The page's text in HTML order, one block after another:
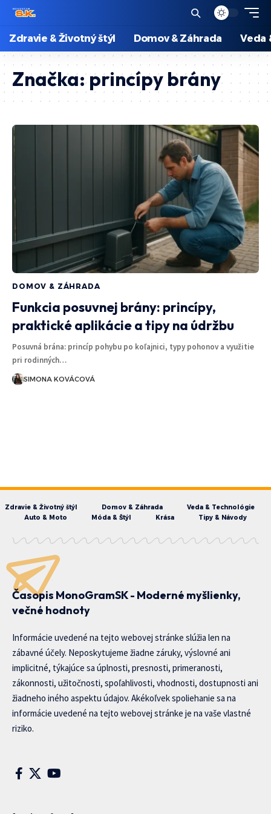
Zdravie & Životný štýl Domov & Záhrada Veda
Značka:princípy brány
DOMOV & ZÁHRADA
Funkcia posuvnej brány: princípy,
praktické aplikácie a tipy na údržbu
Posuvná brána: princíp pohybu po koľajnici, typy pohonov a využitie
pri rodinných…
SIMONA KOVÁCOVÁ
Zdravie & Životný štýl Domov & Záhrada
Veda & Technológie
Auto & Moto
Móda & Štýl Krása Tipy & Návody
Časopis MonoGramSK - Moderné myšlienky,
večné hodnoty
Informácie uvedené na tejto webovej stránke slúžia len na
zábavné účely. Neposkytujeme žiadne záruky, výslovné ani
implicitné, týkajúce sa úplnosti, presnosti, primeranosti,
zákonnosti, užitočnosti, spoľahlivosti, vhodnosti, dostupnosti ani
žiadneho iného aspektu údajov. Akékoľvek spoliehanie sa na
informácie uvedené na tejto webovej stránke je na vaše vlastné
riziko.